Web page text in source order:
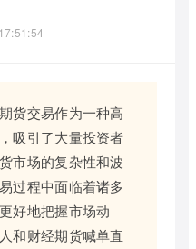
货交易作为一种高
吸引了大量投资者
市场的复杂性和波
过程中面临着诸多
好地把握市场动
和财经期货喊单直